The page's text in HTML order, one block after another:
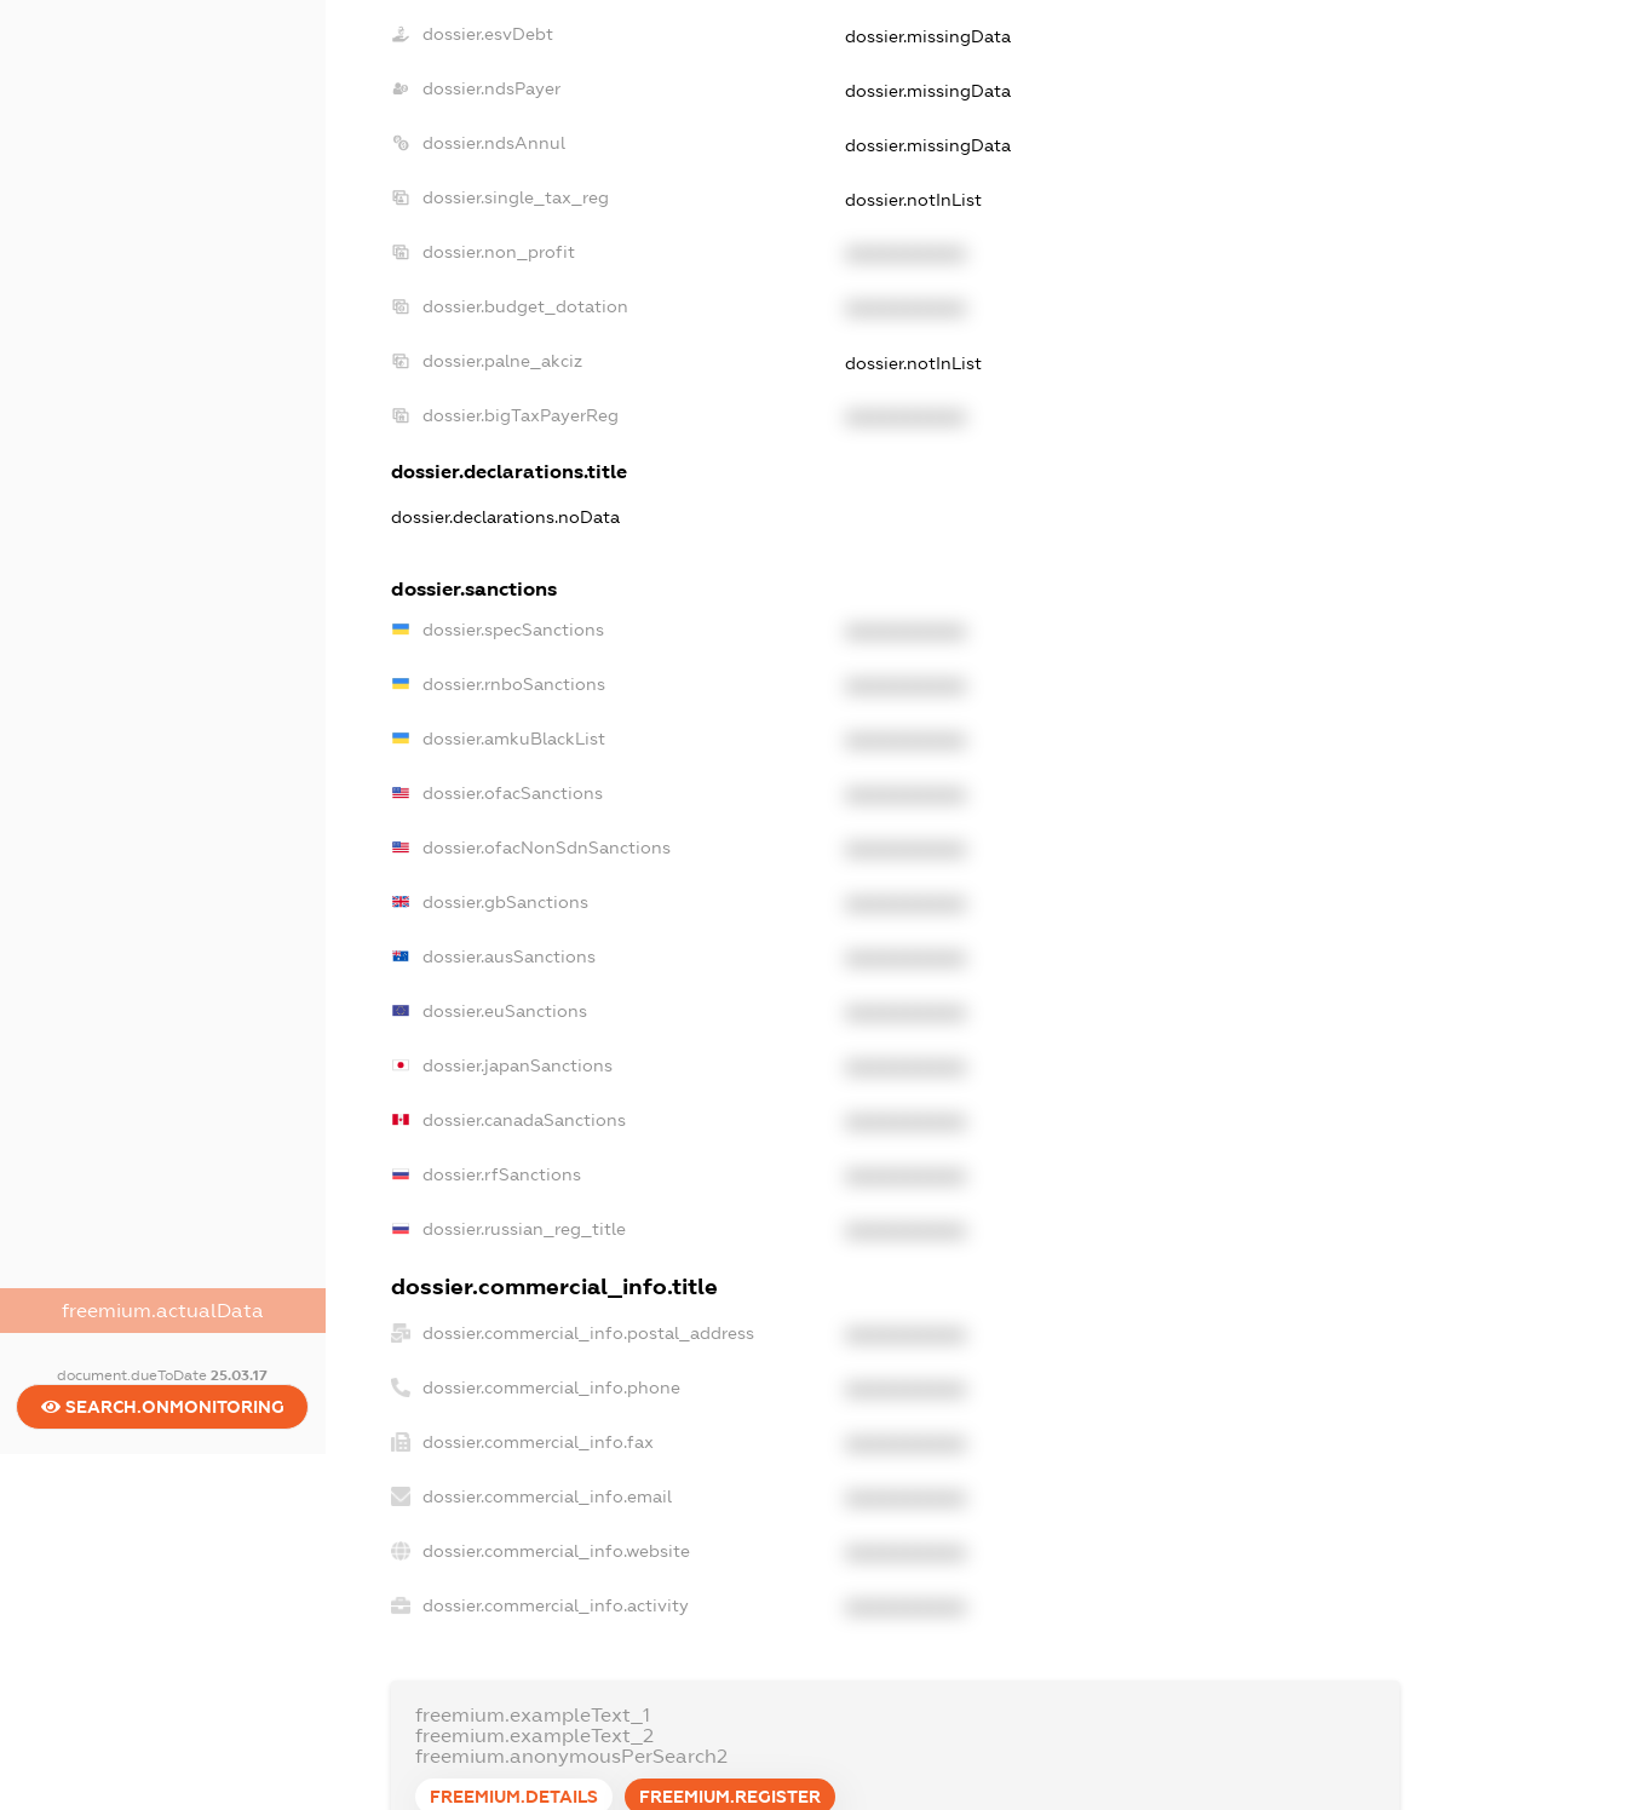
freemium.actualData
document.dueToDate25.03.17
SEARCH.ONMONITORING
dossier.esvDebt dossier.missingData
dossier.ndsPayer dossier.missingData
dossier.ndsAnnul dossier.missingData
dossier.single_tax_reg dossier.notInList
dossier.non_profit
dossier.budget_dotation
dossier.palne_akciz dossier.notInList
dossier.bigTaxPayerReg
dossier.declarations.title
dossier.declarations.noData
dossier.sanctions
dossier.specSanctions
dossier.rnboSanctions
dossier.amkuBlackList
dossier.ofacSanctions
dossier.ofacNonSdnSanctions
dossier.gbSanctions
dossier.ausSanctions
dossier.euSanctions
dossier.japanSanctions
dossier.canadaSanctions
dossier.rfSanctions
dossier.russian_reg_title
dossier.commercial_info.title
dossier.commercial_info.postal_address
dossier.commercial_info.phone
dossier.commercial_info.fax
dossier.commercial_info.email
dossier.commercial_info.website
dossier.commercial_info.activity
freemium.exampleText_1
freemium.exampleText_2
freemium.anonymousPerSearch2
FREEMIUM.DETAILS FREEMIUM.REGISTER